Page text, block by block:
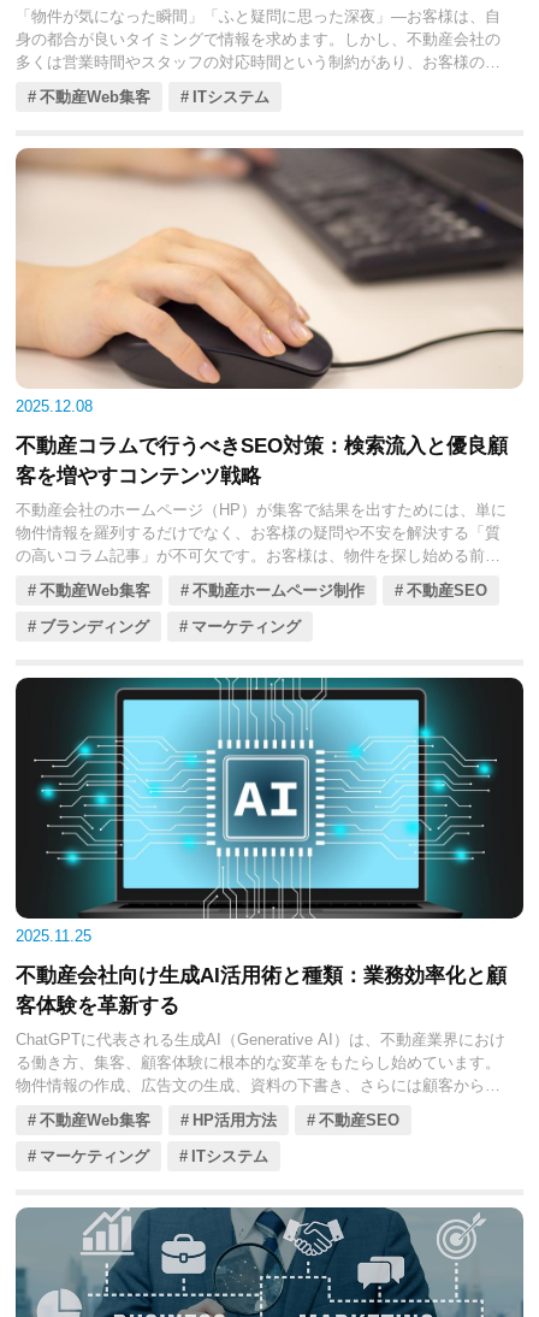
「物件が気になった瞬間」「ふと疑問に思った深夜」—お客様は、自
身の都合が良いタイミングで情報を求めます。しかし、不動産会社の
多くは営業時間やスタッフの対応時間という制約があり、お客様の
「今すぐ知りたい」というニーズに即座に応えられていません。この
数時間の遅れが、他社への流出や機会損失に直結しています。
チャットボットは、WebサイトやLINEなどの窓口で、お客様からの問
い合わせに24時間365日、即座に自動応答するシステムです。単なる
業務効率化ツールではなく、顧客体験（CX）を革新し、「反響を絶対
に逃さない」ための戦略的な集客ツールとして、不動産業界で急速に
導入が進んでいます。
本コラムでは、不動産会社がチャットボットを導入するメリットか
ら、種類や選び方、そして成約に繋げるための具体的な戦略までを徹
底的に解説します。
不動産Web集客 ITシステム
2025.12.08
不動産コラムで行うべきSEO対策：検索流入と優良顧
客を増やすコンテンツ戦略
不動産会社のホームページ（HP）が集客で結果を出すためには、単に
物件情報を羅列するだけでなく、お客様の疑問や不安を解決する「質
の高いコラム記事」が不可欠です。お客様は、物件を探し始める前の
段階（例：「住宅ローン 審査 期間」「不動産売却 タイミング」）か
ら検索エンジンを利用して情報収集をしています。
優良な見込み客」に変えるための強力なツールです。
本コラムでは、不動産会社がコラム記事で検索流入を増やし、最終的
に成約に繋がる優良顧客を獲得するために、今すぐ実践すべきSEO対
策の具体的な戦略とテクニックを解説します。
不動産Web集客 不動産ホームページ制作
不動産SEO
ブランディング
マーケティング
2025.11.25
不動産会社向け生成AI活用術と種類：業務効率化と顧
客体験を革新する
ChatGPTに代表される生成AI（Generative AI）は、不動産業界におけ
る働き方、集客、顧客体験に根本的な変革をもたらし始めています。
物件情報の作成、広告文の生成、資料の下書き、さらには顧客からの
複雑な問い合わせ対応まで、これまで人手に頼っていた多岐にわたる
業務が、生成AIの活用によって劇的に効率化されつつあります。
略となりつつあります。
本コラムでは、不動産会社が生成AIをどのように活用し、どのような
種類のツールを導入すべきかについて、具体的な事例とメリットを交
不動産Web集客 HP活用方法
不動産SEO
マーケティング
ITシステム